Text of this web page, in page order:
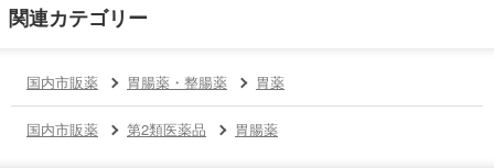
関連カテゴリー
国内市販薬 胃腸薬・整腸薬 胃薬
国内市販薬 第2類医薬品 胃腸薬